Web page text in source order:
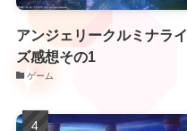
アンジェリークルミナライ
ズ感想その1
ゲーム